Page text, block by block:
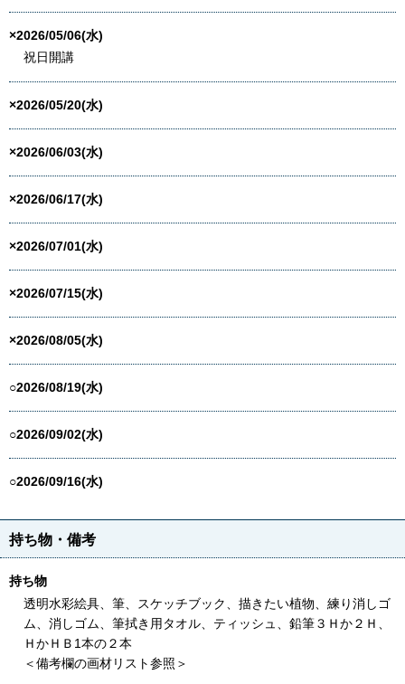
×2026/05/06(水)
祝日開講
×2026/05/20(水)
×2026/06/03(水)
×2026/06/17(水)
×2026/07/01(水)
×2026/07/15(水)
×2026/08/05(水)
○2026/08/19(水)
○2026/09/02(水)
○2026/09/16(水)
持ち物・備考
持ち物
透明水彩絵具、筆、スケッチブック、描きたい植物、練り消しゴ
ム、消しゴム、筆拭き用タオル、ティッシュ、鉛筆３Ｈか２Ｈ、
ＨかＨＢ1本の２本
＜備考欄の画材リスト参照＞